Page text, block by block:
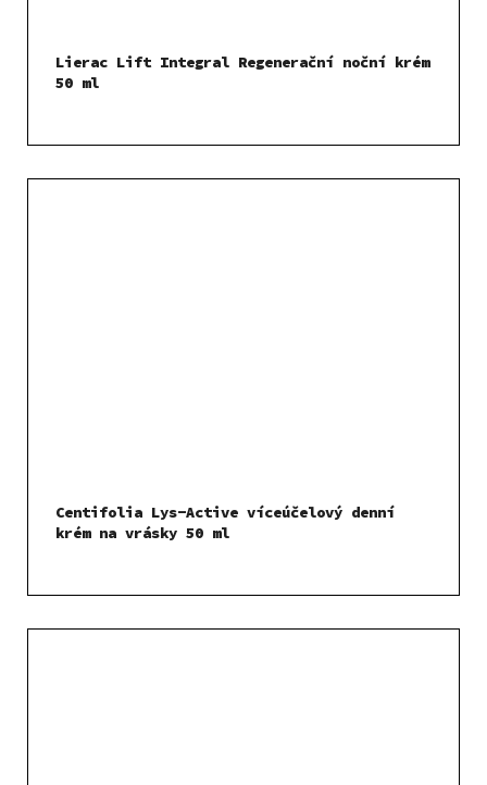
Lierac Lift Integral Regenerační noční krém
50 ml
Centifolia Lys-Active víceúčelový denní
krém na vrásky 50 ml